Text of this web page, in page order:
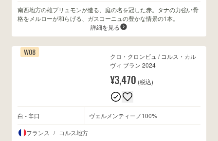
南西地方の雄ブリュモンが造る、庭の名を冠した赤。タナの力強い骨
格をメルローが和らげる、ガスコーニュの豊かな情景の1本。
詳細を見る
W08
クロ・クロンビュ / コルス・カル
ヴィ ブラン 2024
¥3,470 (税込)
白 - 辛口 ヴェルメンティーノ100%
フランス / コルス地方